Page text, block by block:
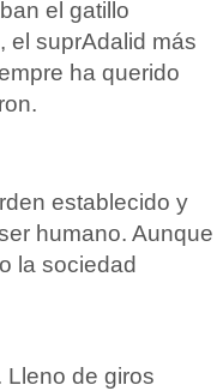
el gatillo
el suprAdalid más
ha querido
establecido y
humano. Aunque
la sociedad
Lleno de giros